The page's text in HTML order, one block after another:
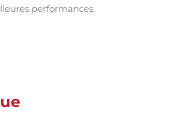
performances.